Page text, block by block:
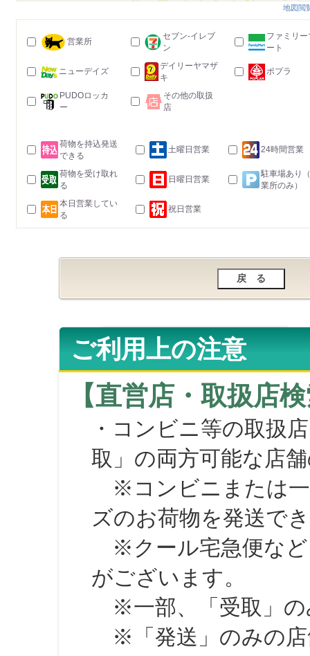
地図閲
営業所
セブン-イレブ
ン
ファミリー
ート
ニューデイズ
デイリーヤマザ
キ
ポプラ
PUDOロッカ
ー
その他の取扱
店
荷物を持込発送
できる
土曜日営業 24時間営業
荷物を受け取れ
る
日曜日営業
駐車場あり
業所のみ）
本日営業してい
る
祝日営業
ご利用上の注意
【直営店・取扱店
・コンビニ等の取扱
取」の両方可能な店
※コンビニまたは一
ズのお荷物を発送で
※クール宅急便など
がございます。
※一部、「受取」の
※「発送」のみの店